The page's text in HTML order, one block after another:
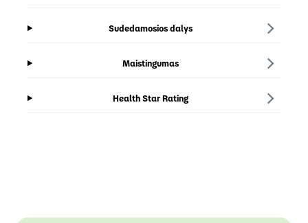
Sudedamosios dalys
Maistingumas
Health Star Rating